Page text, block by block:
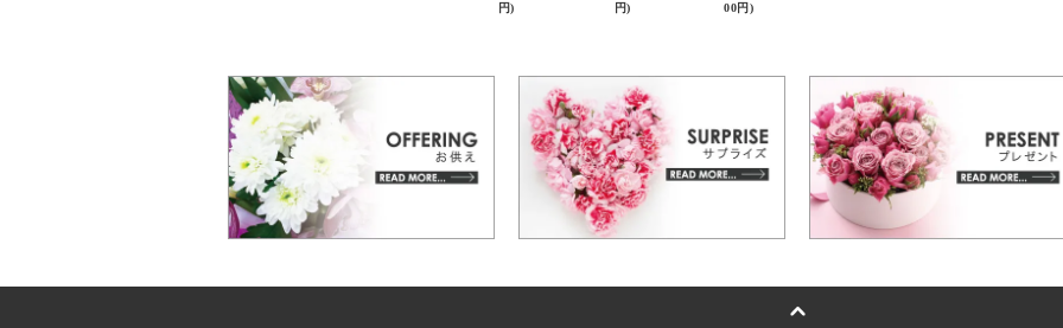
円)
円)
00円)